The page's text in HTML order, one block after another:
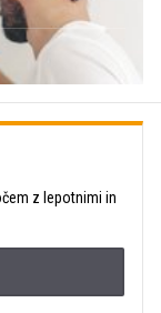
z lepotnimi in